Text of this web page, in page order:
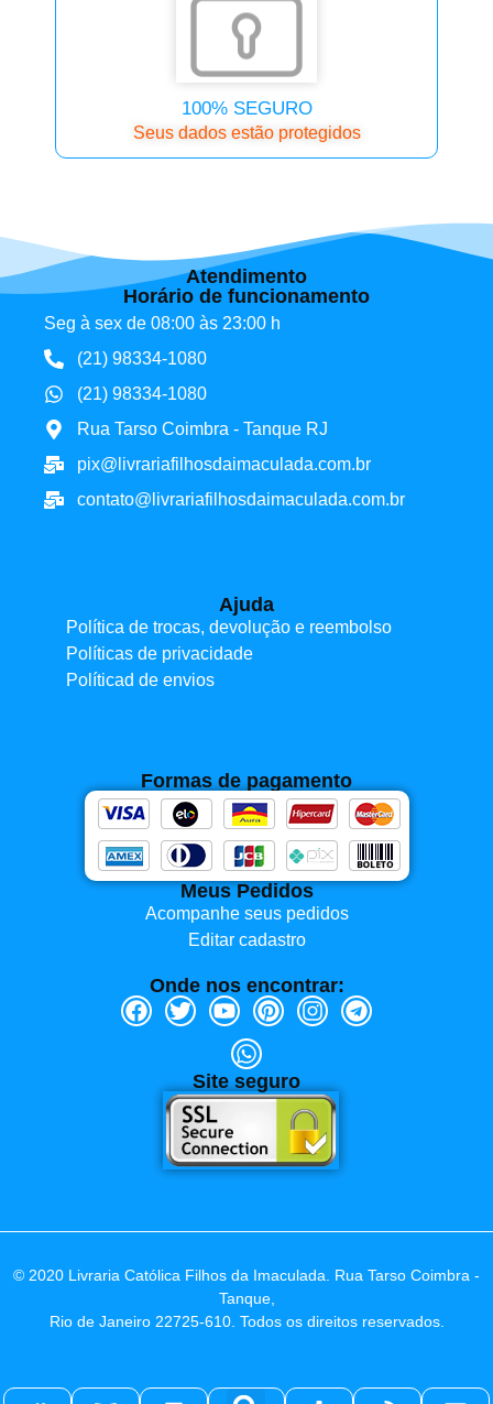
100% SEGURO
Seus dados estão protegidos
Atendimento
Horário de funcionamento
Seg à sex de 08:00 às 23:00 h
(21) 98334-1080
(21) 98334-1080
Rua Tarso Coimbra - Tanque RJ
pix@livrariafilhosdaimaculada.com.br
contato@livrariafilhosdaimaculada.com.br
Ajuda
Política de trocas, devolução e reembolso
Políticas de privacidade
Políticad de envios
Formas de pagamento
Meus Pedidos
Acompanhe seus pedidos
Editar cadastro
Onde nos encontrar:
Site seguro
© 2020 Livraria Católica Filhos da Imaculada. Rua Tarso Coimbra -
Tanque,
Rio de Janeiro 22725-610. Todos os direitos reservados.